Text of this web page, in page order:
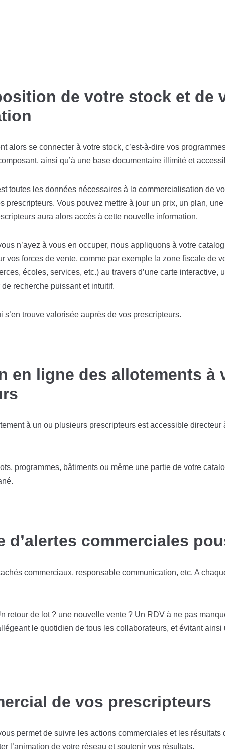
de votre stock et de
alors se connecter à votre stock, c’est-à-dire vos
ainsi qu’à une base documentaire illimité et
toutes les données nécessaires à la commercialisation de
prescripteurs. Vous pouvez mettre à jour un prix, un plan,
aura alors accès à cette nouvelle information.
n’ayez à vous en occuper, nous appliquons à votre
vos forces de vente, comme par exemple la zone fiscale de
écoles, services, etc.) au travers d’une carte interactive,
recherche puissant et intuitif.
s’en trouve valorisée auprès de vos prescripteurs.
en ligne des allotements à
à un ou plusieurs prescripteurs est accessible directeur
programmes, bâtiments ou même une partie de votre
d’alertes commerciales
commerciaux, responsable communication, etc. A
retour de lot ? une nouvelle vente ? Un RDV à ne pas
le quotidien de tous les collaborateurs, et évitant ainsi
de vos prescripteurs
permet de suivre les actions commerciales et les résultats
l’animation de votre réseau et soutenir vos résultats.